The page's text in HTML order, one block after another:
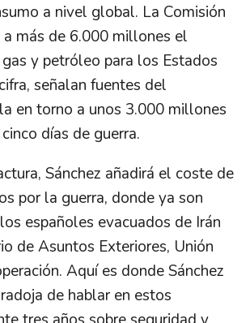
a nivel global. La Comisión
a más de 6.000 millones el
y petróleo para los Estados
señalan fuentes del
en torno a unos 3.000 millones
días de guerra.
Sánchez añadirá el coste de
por la guerra, donde ya son
españoles evacuados de Irán
de Asuntos Exteriores, Unión
Aquí es donde Sánchez
de hablar en estos